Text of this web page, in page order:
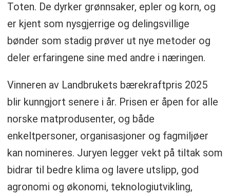
Toten. De dyrker grønnsaker, epler og korn, og
er kjent som nysgjerrige og delingsvillige
bønder som stadig prøver ut nye metoder og
deler erfaringene sine med andre i næringen.
Vinneren av Landbrukets bærekraftpris 2025
blir kunngjort senere i år. Prisen er åpen for alle
norske matprodusenter, og både
enkeltpersoner, organisasjoner og fagmiljøer
kan nomineres. Juryen legger vekt på tiltak som
bidrar til bedre klima og lavere utslipp, god
agronomi og økonomi, teknologiutvikling,